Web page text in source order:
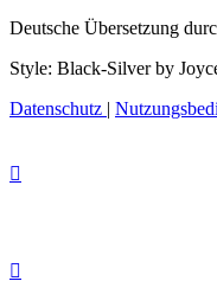
Deutsche Übersetzung
Style: Black-Silver by
Datenschutz |